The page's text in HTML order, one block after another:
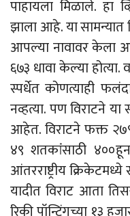
पाहायला मिळाले. हा
झाला आहे. या
आपल्या नावावर केला
६७३ धावा केल्या
स्पर्धेत कोणत्याही
नव्हत्या. पण विराटने या
आहेत. विराटने फक्त
४९ शतकांंसाठी
आंतरराष्ट्रीय
यादीत विराट आता